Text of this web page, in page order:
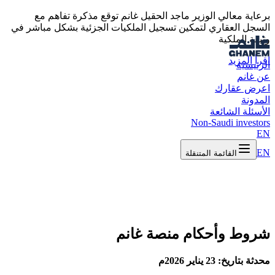
برعاية معالي الوزير ماجد الحقيل غانم توقع مذكرة تفاهم مع
السجل العقاري لتمكين تسجيل الملكيات الجزئية بشكل مباشر في
وثيقة الملكية
اقرأ المزيد
الرئيسية
عن غانم
اعرض عقارك
المدونة
الأسئلة الشائعة
Non-Saudi investors
EN
EN
القائمة المتنقلة
شروط وأحكام منصة غانم
محدثة بتاريخ: 23 يناير 2026م